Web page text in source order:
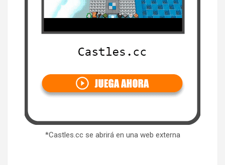
*Castles.cc se abrirá en una web externa